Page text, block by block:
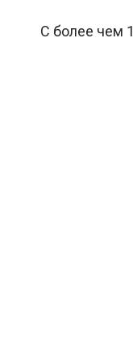
С более чем